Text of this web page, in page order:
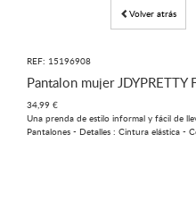
Volver atrás
REF: 15196908
Pantalon mujer JDYPRETTY
34,99 €
Una prenda de estilo informal y fácil de
Pantalones - Detalles : Cintura elástica -